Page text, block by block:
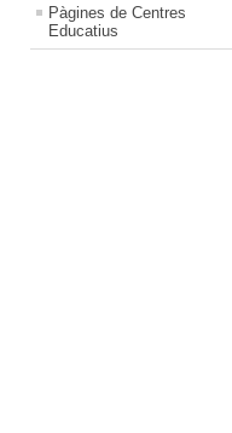
Pàgines de Centres
Educatius